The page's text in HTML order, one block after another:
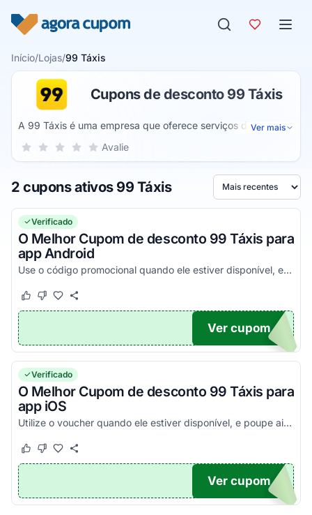
Início/Lojas/99 Táxis
Cupons de desconto 99 Táxis
A 99 Táxis é uma empresa que oferece serviços de
transporte de passageiros por meio de aplicativo para
modalidades (99 Comfort, Táxi, TOP e POP).
Ver mais
Sua nota para 99 Táxis, de 1 a 5 estrelas
5 estrelas
4 estrelas
3 estrelas
2 estrelas
1 estrela Avalie
2 cupons ativos 99 Táxis Ordenar por
Verificado
O Melhor Cupom de desconto 99 Táxis para
app Android
Use o código promocional quando ele estiver disponível, e economize ainda mais na sua primeira corrida 99 Táxis. Instale o app e aproveite!
Este cupom funcionou
Este cupom não funcionou
TICO
Ver cupom
Verificado
O Melhor Cupom de desconto 99 Táxis para
app iOS
Utilize o voucher quando ele estiver disponível, e poupe ainda mais na first ride 99 Táxis. Instale o app e confira!
Este cupom funcionou
Este cupom não funcionou
TICO
Ver cupom